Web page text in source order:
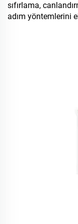
sıfırlama,
adım yöntemlerini